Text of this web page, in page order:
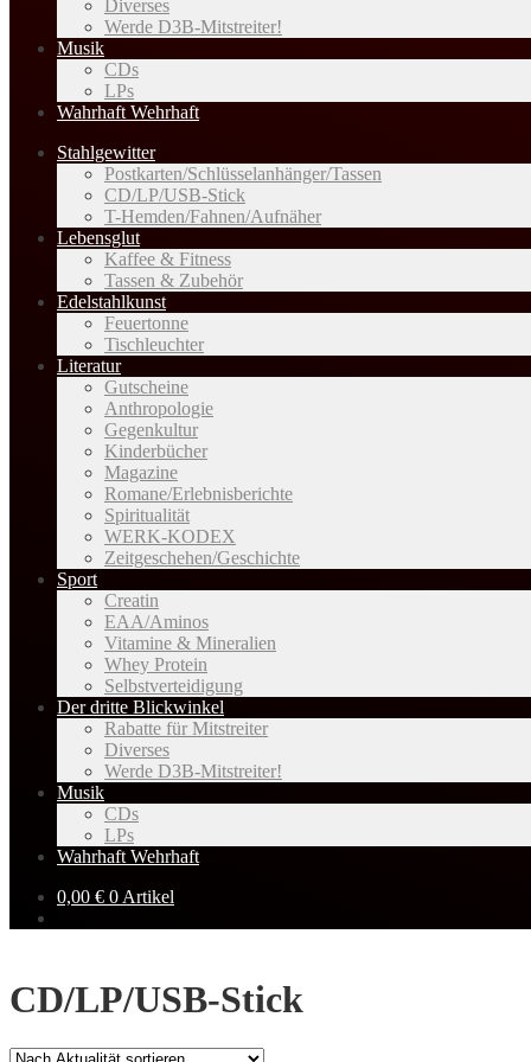
Diverses
Werde D3B-Mitstreiter!
Musik
CDs
LPs
Wahrhaft Wehrhaft
Stahlgewitter
Postkarten/Schlüsselanhänger/Tassen
CD/LP/USB-Stick
T-Hemden/Fahnen/Aufnäher
Lebensglut
Kaffee & Fitness
Tassen & Zubehör
Edelstahlkunst
Feuertonne
Tischleuchter
Literatur
Gutscheine
Anthropologie
Gegenkultur
Kinderbücher
Magazine
Romane/Erlebnisberichte
Spiritualität
WERK-KODEX
Zeitgeschehen/Geschichte
Sport
Creatin
EAA/Aminos
Vitamine & Mineralien
Whey Protein
Selbstverteidigung
Der dritte Blickwinkel
Rabatte für Mitstreiter
Diverses
Werde D3B-Mitstreiter!
Musik
CDs
LPs
Wahrhaft Wehrhaft
0,00 € 0 Artikel
CD/LP/USB-Stick